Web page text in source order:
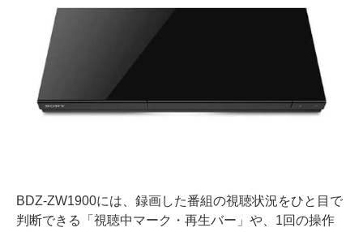
BDZ-ZW1900には、録画した番組の視聴状況をひと目で
判断できる「視聴中マーク・再生バー」や、1回の操作